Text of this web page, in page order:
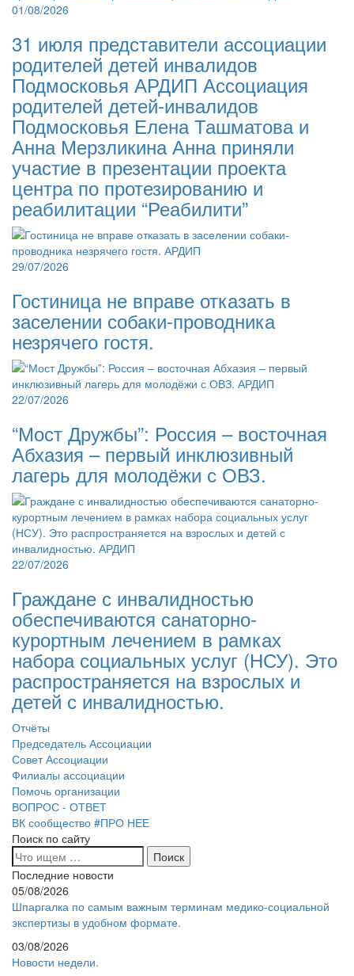
01/08/2026
31 июля представители ассоциации
родителей детей инвалидов
Подмосковья АРДИП Ассоциация
родителей детей-инвалидов
Подмосковья Елена Ташматова и
Анна Мерзликина Анна приняли
участие в презентации проекта
центра по протезированию и
реабилитации “Реабилити”
29/07/2026
Гостиница не вправе отказать в
заселении собаки-проводника
незрячего гостя.
22/07/2026
“Мост Дружбы”: Россия – восточная
Абхазия – первый инклюзивный
лагерь для молодёжи с ОВЗ.
22/07/2026
Граждане с инвалидностью
обеспечиваются санаторно-
курортным лечением в рамках
набора социальных услуг (НСУ). Это
распространяется на взрослых и
детей с инвалидностью.
Отчёты
Председатель Ассоциации
Совет Ассоциации
Филиалы ассоциации
Помочь организации
ВОПРОС - ОТВЕТ
ВК сообщество #ПРО НЕЕ
Поиск по сайту
Последние новости
05/08/2026
Шпаргалка по самым важным терминам медико-социальной
экспертизы в удобном формате.
03/08/2026
Новости недели.